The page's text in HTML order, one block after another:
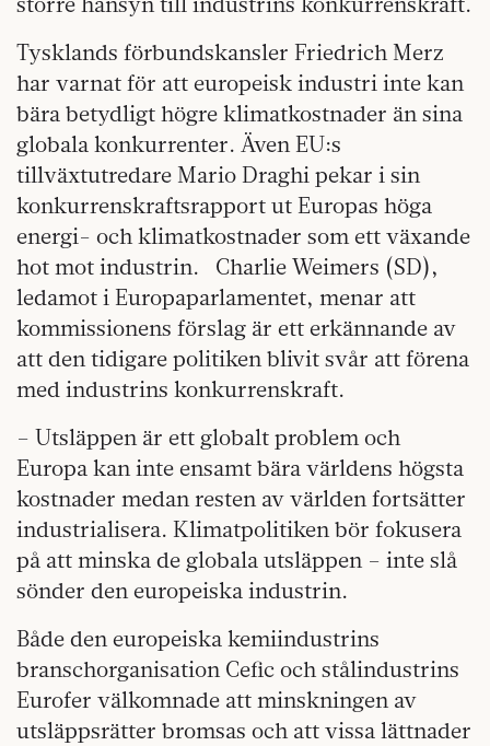
Tysklands förbundskansler Friedrich Merz
har varnat för att europeisk industri inte kan
bära betydligt högre klimatkostnader än sina
globala konkurrenter. Även EU:s
tillväxtutredare Mario Draghi pekar i sin
konkurrenskraftsrapport ut Europas höga
energi- och klimatkostnader som ett växande
hot mot industrin. Charlie Weimers (SD),
ledamot i Europaparlamentet, menar att
kommissionens förslag är ett erkännande av
att den tidigare politiken blivit svår att förena
med industrins konkurrenskraft.
– Utsläppen är ett globalt problem och
Europa kan inte ensamt bära världens högsta
kostnader medan resten av världen fortsätter
industrialisera. Klimatpolitiken bör fokusera
på att minska de globala utsläppen – inte slå
sönder den europeiska industrin.
Både den europeiska kemiindustrins
branschorganisation Cefic och stålindustrins
Eurofer välkomnade att minskningen av
utsläppsrätter bromsas och att vissa lättnader